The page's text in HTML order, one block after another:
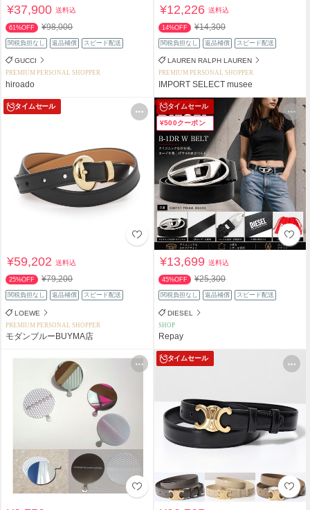
¥37,900送料込
61%OFF ¥98,000
関税負担なし 返品補償 スピード配送
GUCCI
PREMIUM PERSONAL SHOPPER
hiroado
¥12,226送料込
14%OFF ¥14,300
関税負担なし 返品補償 スピード配送
LAUREN RALPH LAUREN
PREMIUM PERSONAL SHOPPER
IMPORT SELECT musee
タイムセール
¥59,202送料込
25%OFF ¥79,200
関税負担なし 返品補償 スピード配送
LOEWE
PREMIUM PERSONAL SHOPPER
モダンブルーBUYMA店
タイムセール
¥500クーポン
¥13,699送料込
45%OFF ¥25,300
関税負担なし 返品補償 スピード配送
DIESEL
SHOP
Repay
タイムセール